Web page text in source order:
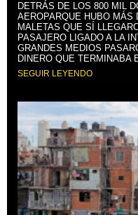
DETRÁS DE LOS 800 MIL
AEROPARQUE HUBO
MALETAS QUE SÍ
PASAJERO LIGADO A LA
GRANDES MEDIOS
DINERO QUE TERMINABA
SEGUIR LEYENDO